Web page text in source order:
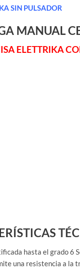
SIN PULSADOR
MANUAL
ELETTRIKA
hasta el grado 6
una resistencia a la